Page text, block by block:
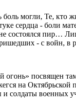
могли, Те,
сердца - боли
состоялся пир…
- с войн, в
посвящен
на
солдаты военных